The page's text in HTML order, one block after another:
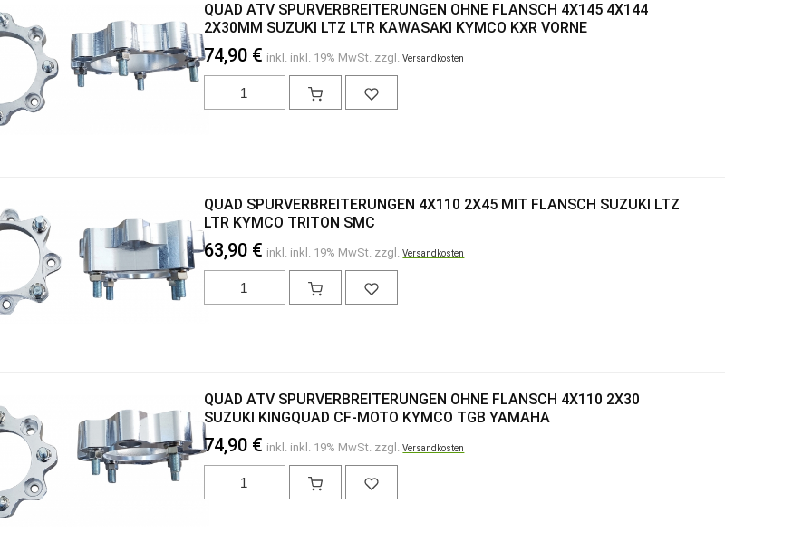
QUAD ATV SPURVERBREITERUNGEN OHNE FLANSCH 4X145 4X144
2X30MM SUZUKI LTZ LTR KAWASAKI KYMCO KXR VORNE
74,90 € inkl. inkl. 19% MwSt. zzgl.Versandkosten
QUAD SPURVERBREITERUNGEN 4X110 2X45 MIT FLANSCH SUZUKI LTZ
LTR KYMCO TRITON SMC
63,90 € inkl. inkl. 19% MwSt. zzgl.Versandkosten
QUAD ATV SPURVERBREITERUNGEN OHNE FLANSCH 4X110 2X30
SUZUKI KINGQUAD CF-MOTO KYMCO TGB YAMAHA
74,90 € inkl. inkl. 19% MwSt. zzgl.Versandkosten